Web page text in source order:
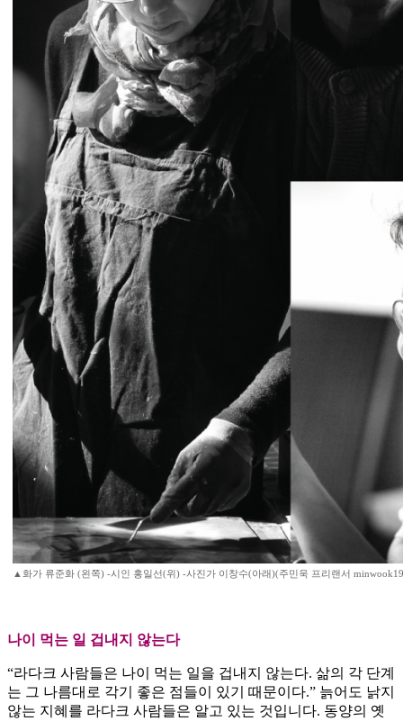
▲화가 류준화 (왼쪽) -시인 홍일선(위) -사진가 이창수(아래)(주민욱 프리랜서
나이 먹는 일 겁내지 않는다
“라다크 사람들은 나이 먹는 일을 겁내지 않는다. 삶의 각 단계
는 그 나름대로 각기 좋은 점들이 있기 때문이다.” 늙어도 낡지
않는 지혜를 라다크 사람들은 알고 있는 것입니다. 동양의 옛